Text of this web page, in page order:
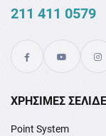
211 411 0579
XΡΉΣΙΜΕΣ
Point System